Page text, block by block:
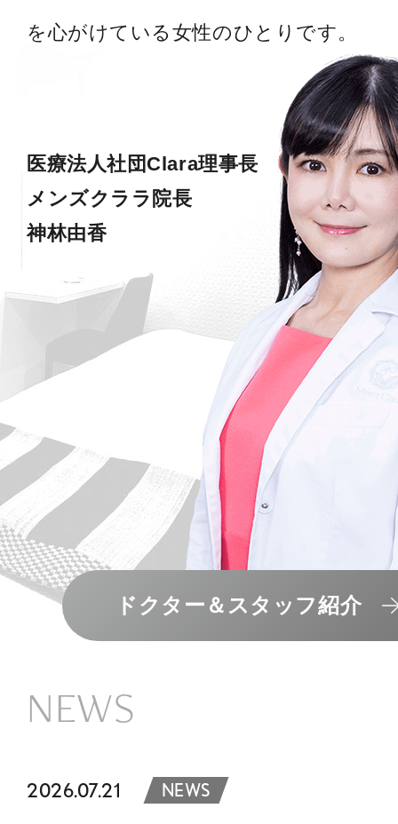
を心がけている女性のひとりです。
医療法人社団Clara理事長
メンズクララ院長
神林由香
ドクター＆スタッフ紹介
NEWS
2026.07.21 NEWS